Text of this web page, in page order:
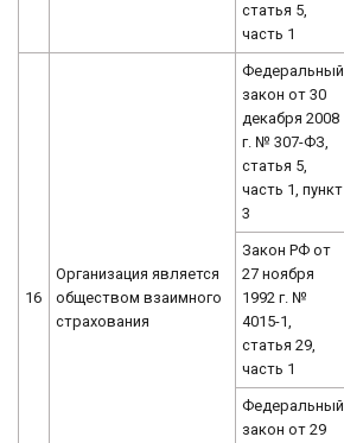
статья 5,
часть 1
16
Организация является
обществом взаимного
страхования
Федеральный
закон от 30
декабря 2008
г. № 307-ФЗ,
статья 5,
часть 1, пункт
3
Закон РФ от
27 ноября
1992 г. №
4015-1,
статья 29,
часть 1
Федеральный
закон от 29